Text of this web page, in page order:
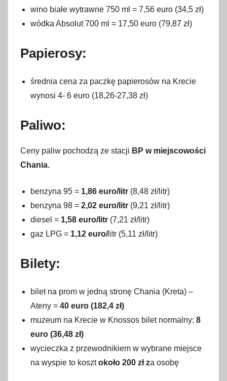
wino białe wytrawne 750 ml = 7,56 euro (34,5 zł)
wódka Absolut 700 ml = 17,50 euro (79,87 zł)
Papierosy:
średnia cena za paczkę papierosów na Krecie
wynosi 4- 6 euro (18,26-27,38 zł)
Paliwo:
Ceny paliw pochodzą ze stacji BP w miejscowości
Chania.
benzyna 95 = 1,86 euro/litr (8,48 zł/litr)
benzyna 98 = 2,02 euro/litr (9,21 zł/litr)
diesel = 1,58 euro/litr (7,21 zł/litr)
gaz LPG = 1,12 euro/litr (5,11 zł/litr)
Bilety:
bilet na prom w jedną stronę Chania (Kreta) –
Ateny = 40 euro (182,4 zł)
muzeum na Krecie w Knossos bilet normalny: 8
euro (36,48 zł)
wycieczka z przewodnikiem w wybrane miejsce
na wyspie to kosztokoło 200 zł za osobę